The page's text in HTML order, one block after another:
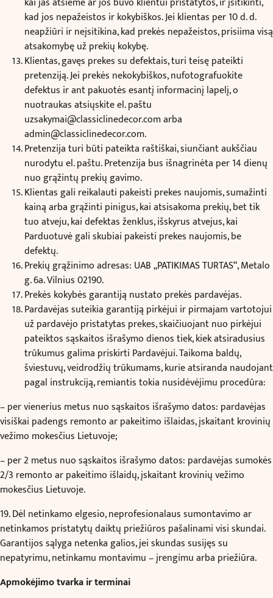
kad jos nepažeistos ir kokybiškos. Jei klientas per 10 d. d.
neapžiūri ir neįsitikina, kad prekės nepažeistos, prisiima visą
atsakomybę už prekių kokybę.
Klientas, gavęs prekes su defektais, turi teisę pateikti
pretenziją. Jei prekės nekokybiškos, nufotografuokite
defektus ir ant pakuotės esantį informacinį lapelį, o
nuotraukas atsiųskite el. paštu
uzsakymai@classiclinedecor.comarba
admin@classiclinedecor.com.
Pretenzija turi būti pateikta raštiškai, siunčiant aukščiau
nurodytu el. paštu. Pretenzija bus išnagrinėta per 14 dienų
nuo grąžintų prekių gavimo.
Klientas gali reikalauti pakeisti prekes naujomis, sumažinti
kainą arba grąžinti pinigus, kai atsisakoma prekių, bet tik
tuo atveju, kai defektas ženklus, išskyrus atvejus, kai
Parduotuvė gali skubiai pakeisti prekes naujomis, be
defektų.
Prekių grąžinimo adresas: UAB „PATIKIMAS TURTAS“, Metalo
g. 6a. Vilnius 02190.
Prekės kokybės garantiją nustato prekės pardavėjas.
Pardavėjas suteikia garantiją pirkėjui ir pirmajam vartotojui
už pardavėjo pristatytas prekes, skaičiuojant nuo pirkėjui
pateiktos sąskaitos išrašymo dienos tiek, kiek atsiradusius
trūkumus galima priskirti Pardavėjui. Taikoma baldų,
šviestuvų, veidrodžių trūkumams, kurie atsiranda naudojant
pagal instrukciją, remiantis tokia nusidėvėjimu procedūra:
– per vienerius metus nuo sąskaitos išrašymo datos: pardavėjas
visiškai padengs remonto ar pakeitimo išlaidas, įskaitant krovinių
vežimo mokesčius Lietuvoje;
– per 2 metus nuo sąskaitos išrašymo datos: pardavėjas sumokės
2/3 remonto ar pakeitimo išlaidų, įskaitant krovinių vežimo
mokesčius Lietuvoje.
19. Dėl netinkamo elgesio, neprofesionalaus sumontavimo ar
netinkamos pristatytų daiktų priežiūros pašalinami visi skundai.
Garantijos sąlyga netenka galios, jei skundas susijęs su
nepatyrimu, netinkamu montavimu – įrengimu arba priežiūra.
Apmokėjimo tvarka ir terminai